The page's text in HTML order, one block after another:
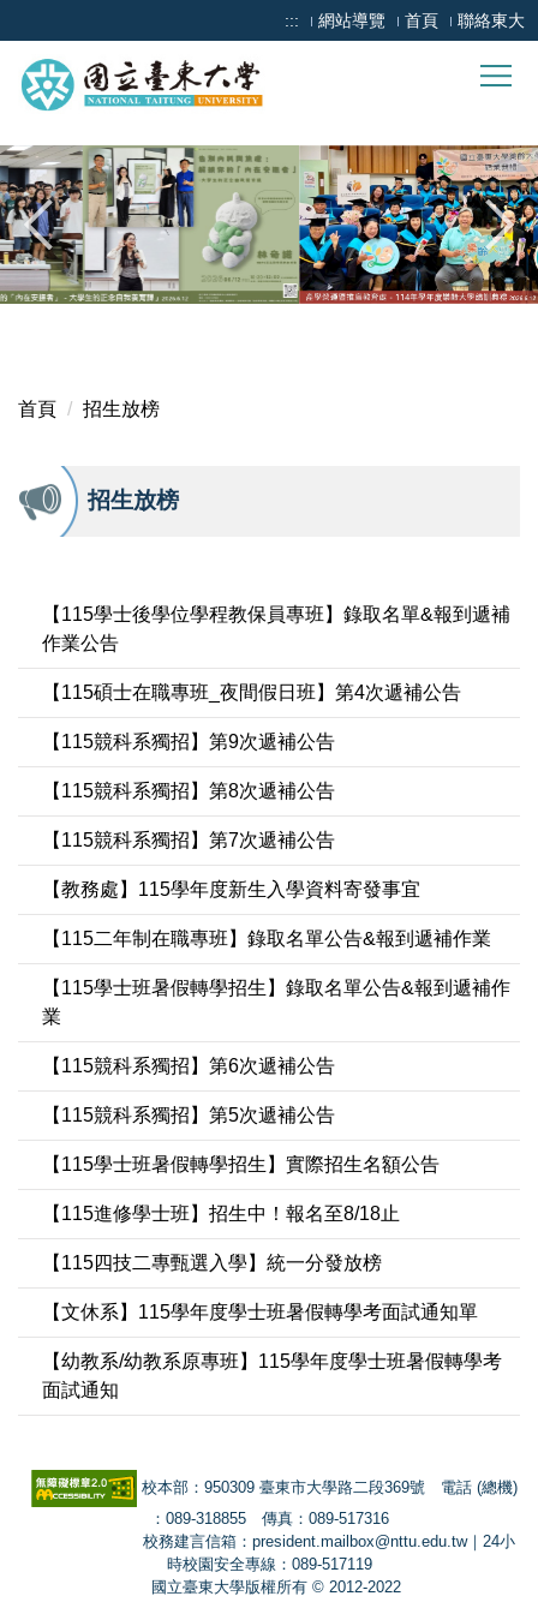
到
主
要
容
區
::: 網站導覽 首頁 聯絡東大
首頁 招生放榜
招生放榜
【115學士後學位學程教保員專班】錄取名單&報到遞補
作業公告
【115碩士在職專班_夜間假日班】第4次遞補公告
【115競科系獨招】第9次遞補公告
【115競科系獨招】第8次遞補公告
【115競科系獨招】第7次遞補公告
【教務處】115學年度新生入學資料寄發事宜
【115二年制在職專班】錄取名單公告&報到遞補作業
【115學士班暑假轉學招生】錄取名單公告&報到遞補作
業
【115競科系獨招】第6次遞補公告
【115競科系獨招】第5次遞補公告
【115學士班暑假轉學招生】實際招生名額公告
【115進修學士班】招生中！報名至8/18止
【115四技二專甄選入學】統一分發放榜
【文休系】115學年度學士班暑假轉學考面試通知單
【幼教系/幼教系原專班】115學年度學士班暑假轉學考
面試通知
校本部：950309 臺東市大學路二段369號 電話 (總機)
：089-318855 傳真：089-517316
校務建言信箱：president.mailbox@nttu.edu.tw｜24小
時校園安全專線：089-517119
國立臺東大學版權所有 © 2012-2022